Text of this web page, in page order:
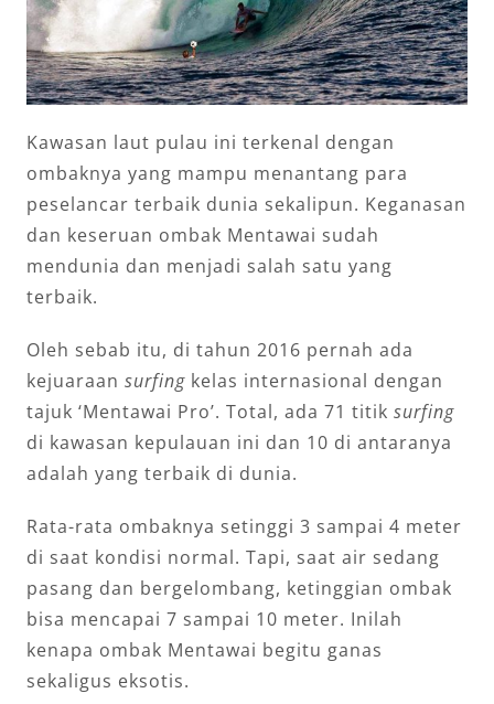
Kawasan laut pulau ini terkenal dengan
ombaknya yang mampu menantang para
peselancar terbaik dunia sekalipun. Keganasan
dan keseruan ombak Mentawai sudah
mendunia dan menjadi salah satu yang
terbaik.
Oleh sebab itu, di tahun 2016 pernah ada
kejuaraan surfing kelas internasional dengan
tajuk ‘Mentawai Pro’. Total, ada 71 titik surfing
di kawasan kepulauan ini dan 10 di antaranya
adalah yang terbaik di dunia.
Rata-rata ombaknya setinggi 3 sampai 4 meter
di saat kondisi normal. Tapi, saat air sedang
pasang dan bergelombang, ketinggian ombak
bisa mencapai 7 sampai 10 meter. Inilah
kenapa ombak Mentawai begitu ganas
sekaligus eksotis.